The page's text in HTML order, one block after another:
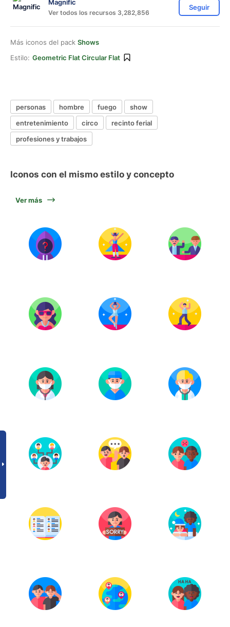
Magnific
Ver todos los recursos 3,282,856
Seguir
Más iconos del pack Shows
Estilo: Geometric Flat Circular Flat
personas hombre fuego
show
entretenimiento
circo
recinto ferial
profesiones y trabajos
Iconos con el mismo estilo y concepto
Ver más